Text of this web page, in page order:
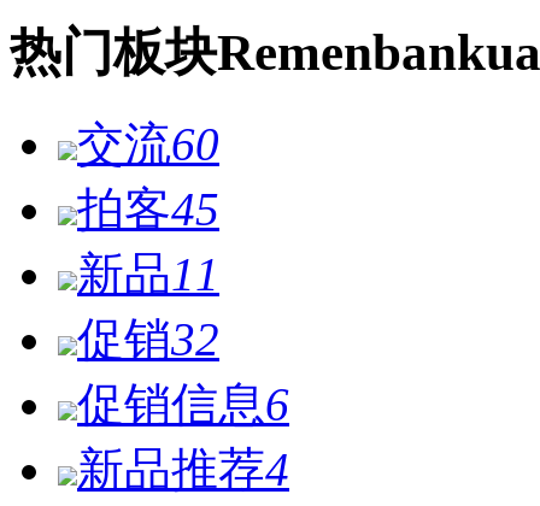
热门板块Remen
交流60
拍客45
新品11
促销32
促销信息6
新品推荐4